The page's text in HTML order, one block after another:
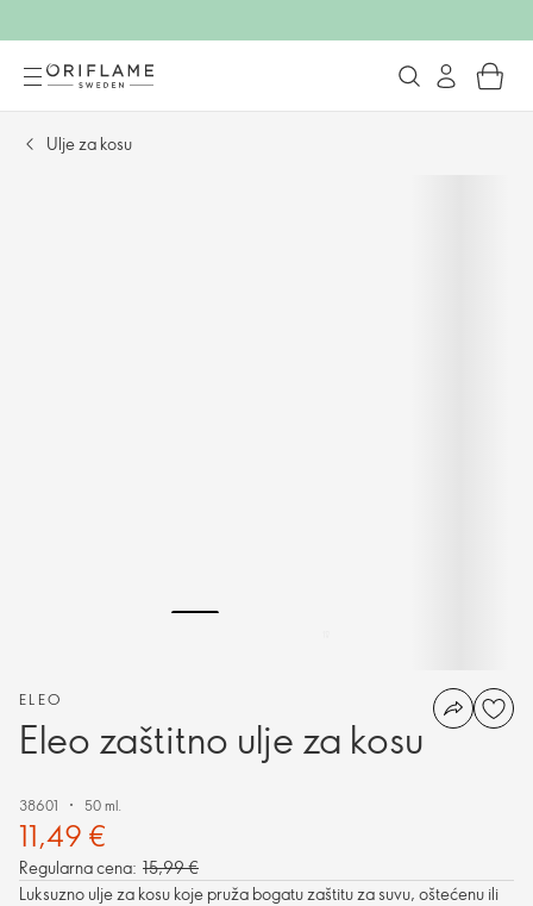
Ulje za kosu
ELEO
Eleo zaštitno ulje za kosu
38601 50 ml.
11,49 €
Regularna cena: 15,99 €
Luksuzno ulje za kosu koje pruža bogatu zaštitu za suvu, oštećenu ili